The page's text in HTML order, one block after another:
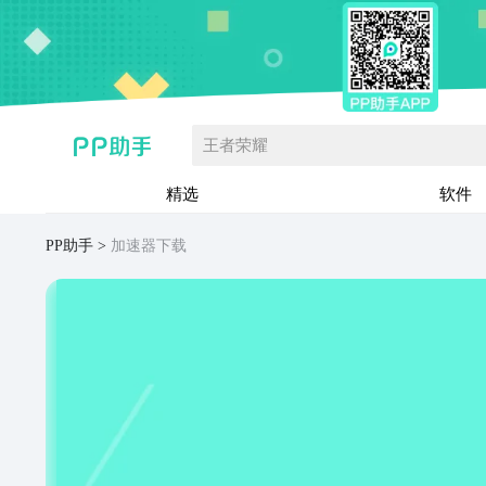
王者荣耀
精选 软件
PP助手 加速器下载